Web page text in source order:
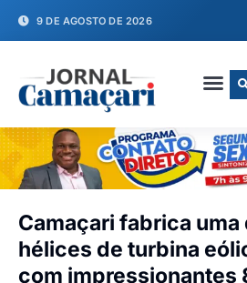
9 DE AGOSTO DE 2026
Camaçari fabrica uma
hélices de turbina
com impressionantes